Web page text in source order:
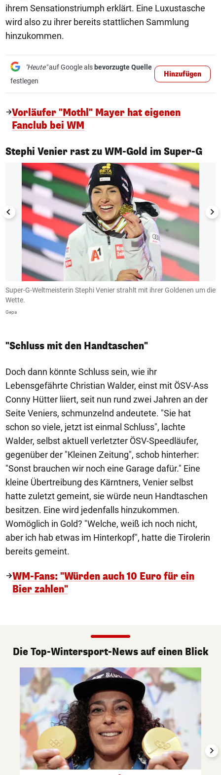
ihrem Sensationstriumph erklärt. Eine Luxustasche
wird also zu ihrer bereits stattlichen Sammlung
hinzukommen.
"Heute"auf Google als bevorzugte Quelle
festlegen
Hinzufügen
Vorläufer "Mothl" Mayer hat eigenen
Fanclub bei WM
Stephi Venier rast zu WM-Gold im Super-G
1/5
Super-G-Weltmeisterin Stephi Venier strahlt mit ihrer Goldenen um die
Wette.
Gepa
"Schluss mit den Handtaschen"
Doch dann könnte Schluss sein, wie ihr
Lebensgefährte Christian Walder, einst mit ÖSV-Ass
Conny Hütter liiert, seit nun rund zwei Jahren an der
Seite Veniers, schmunzelnd andeutete. "Sie hat
schon so viele, jetzt ist einmal Schluss", lachte
Walder, selbst aktuell verletzter ÖSV-Speedläufer,
gegenüber der "Kleinen Zeitung", schob hinterher:
"Sonst brauchen wir noch eine Garage dafür." Eine
kleine Übertreibung des Kärntners, Venier selbst
hatte zuletzt gemeint, sie würde neun Handtaschen
besitzen. Eine wird jedenfalls hinzukommen.
Womöglich in Gold? "Welche, weiß ich noch nicht,
aber ich hab etwas im Hinterkopf", hatte die Tirolerin
bereits gemeint.
WM-Fans: "Würden auch 10 Euro für ein
Bier zahlen"
Die Top-Wintersport-News auf einen Blick